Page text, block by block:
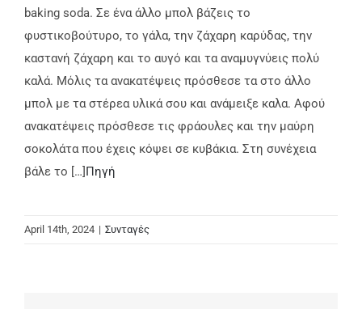
baking soda. Σε ένα άλλο μπολ βάζεις το
φυστικοβούτυρο, το γάλα, την ζάχαρη καρύδας, την
καστανή ζάχαρη και το αυγό και τα αναμυγνύεις πολύ
καλά. Μόλις τα ανακατέψεις πρόσθεσε τα στο άλλο
μπολ με τα στέρεα υλικά σου και ανάμειξε καλα. Αφού
ανακατέψεις πρόσθεσε τις φράουλες και την μαύρη
σοκολάτα που έχεις κόψει σε κυβάκια. Στη συνέχεια
βάλε το […]Πηγή
April 14th, 2024 | Συνταγές